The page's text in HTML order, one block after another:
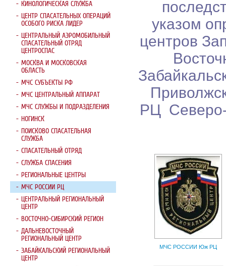
указом
центров
РЦ
МЧС РОССИИ Юж РЦ
КИНОЛОГИЧЕСКАЯ СЛУЖБА
ЦЕНТР СПАСАТЕЛЬНЫХ ОПЕРАЦИЙ
ОСОБОГО РИСКА ЛИДЕР
ЦЕНТРАЛЬНЫЙ АЭРОМОБИЛЬНЫЙ
СПАСАТЕЛЬНЫЙ ОТРЯД
ЦЕНТРОСПАС
МОСКВА И МОСКОВСКАЯ
ОБЛАСТЬ
МЧС СУБЪЕКТЫ РФ
МЧС ЦЕНТРАЛЬНЫЙ АППАРАТ
МЧС СЛУЖБЫ И ПОДРАЗДЕЛЕНИЯ
НОГИНСК
ПОИСКОВО СПАСАТЕЛЬНАЯ
СЛУЖБА
СПАСАТЕЛЬНЫЙ ОТРЯД
СЛУЖБА СПАСЕНИЯ
РЕГИОНАЛЬНЫЕ ЦЕНТРЫ
МЧС РОССИИ РЦ
ЦЕНТРАЛЬНЫЙ РЕГИОНАЛЬНЫЙ
ЦЕНТР
ВОСТОЧНО-СИБИРСКИЙ РЕГИОН
ДАЛЬНЕВОСТОЧНЫЙ
РЕГИОНАЛЬНЫЙ ЦЕНТР
ЗАБАЙКАЛЬСКИЙ РЕГИОНАЛЬНЫЙ
ЦЕНТР